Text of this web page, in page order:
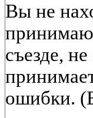
Вы не
съезде,
ошибки.